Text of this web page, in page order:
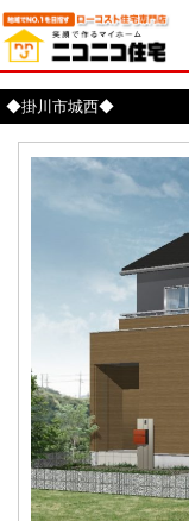
◆掛川市城西◆